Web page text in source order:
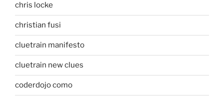
chris locke
christian fusi
cluetrain manifesto
cluetrain new clues
coderdojo como